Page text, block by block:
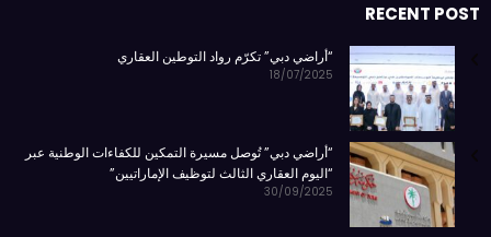
RECENT POST
“أراضي دبي” تكرّم رواد التوطين العقاري
18/07/2025
“أراضي دبي” تُوصل مسيرة التمكين للكفاءات الوطنية عبر
“اليوم العقاري الثالث لتوظيف الإماراتيين”
30/09/2025